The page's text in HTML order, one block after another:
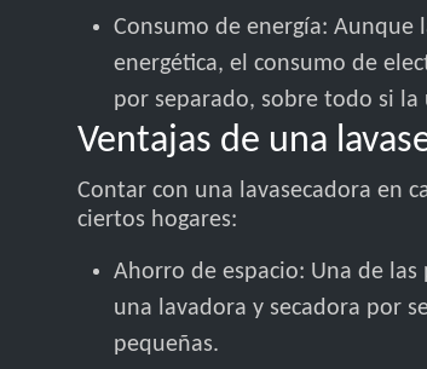
Consumo de energía: Aunque
energética, el consumo de
por separado, sobre todo si la
Ventajas de una
Contar con una lavasecadora en
ciertos hogares:
Ahorro de espacio: Una de
una lavadora y secadora por
pequeñas.